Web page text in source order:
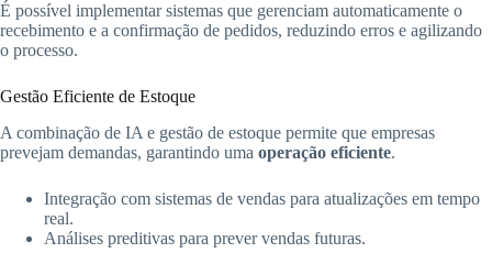
É possível implementar sistemas que gerenciam automaticamente o
recebimento e a confirmação de pedidos, reduzindo erros e agilizando
o processo.
Gestão Eficiente de Estoque
A combinação de IA e gestão de estoque permite que empresas
prevejam demandas, garantindo uma operação eficiente.
Integração com sistemas de vendas para atualizações em tempo
real.
Análises preditivas para prever vendas futuras.